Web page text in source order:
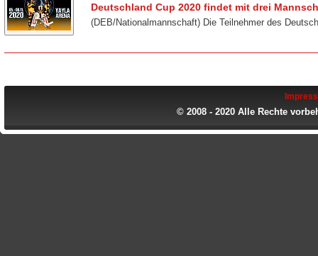
Deutschland Cup 2020 findet mit drei
(DEB/Nationalmannschaft) Die Teilnehmer des
© 2008 - 2020 Alle Rechte